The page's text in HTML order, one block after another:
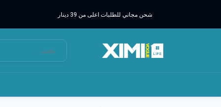
شحن مجاني للطلبات اعلى من 39 دينار